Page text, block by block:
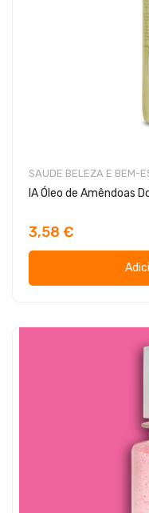
SAUDE BELEZA E BEM-
IA Óleo de Amêndoas
3,58 €